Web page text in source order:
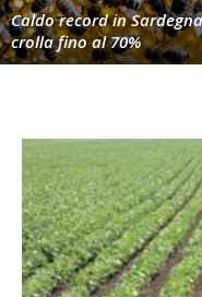
Caldo record in
crolla fino al 70%